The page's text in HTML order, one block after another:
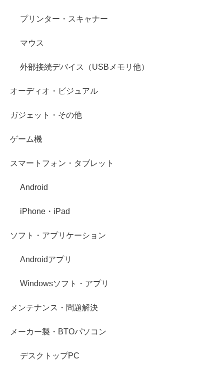
プリンター・スキャナー
マウス
外部接続デバイス（USBメモリ他）
オーディオ・ビジュアル
ガジェット・その他
ゲーム機
スマートフォン・タブレット
Android
iPhone・iPad
ソフト・アプリケーション
Androidアプリ
Windowsソフト・アプリ
メンテナンス・問題解決
メーカー製・BTOパソコン
デスクトップPC